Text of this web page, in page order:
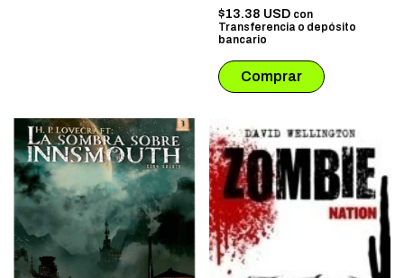
$13.38 USD con
Transferencia o depósito
bancario